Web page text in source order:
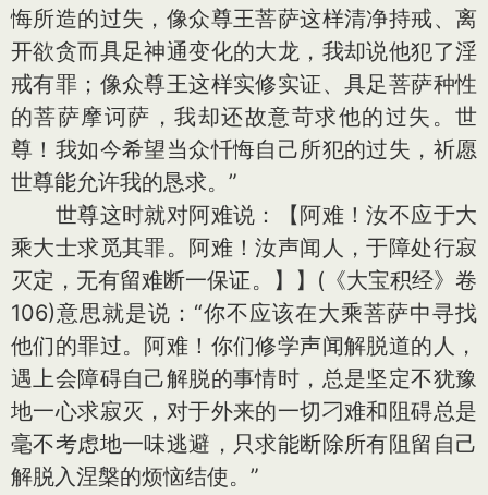
悔所造的过失，像众尊王菩萨这样清净持戒、离
开欲贪而具足神通变化的大龙，我却说他犯了淫
戒有罪；像众尊王这样实修实证、具足菩萨种性
的菩萨摩诃萨，我却还故意苛求他的过失。世
尊！我如今希望当众忏悔自己所犯的过失，祈愿
世尊能允许我的恳求。”
世尊这时就对阿难说：【阿难！汝不应于大
乘大士求觅其罪。阿难！汝声闻人，于障处行寂
灭定，无有留难断一保证。】】(《大宝积经》卷
106)意思就是说：“你不应该在大乘菩萨中寻找
他们的罪过。阿难！你们修学声闻解脱道的人，
遇上会障碍自己解脱的事情时，总是坚定不犹豫
地一心求寂灭，对于外来的一切刁难和阻碍总是
毫不考虑地一味逃避，只求能断除所有阻留自己
解脱入涅槃的烦恼结使。”